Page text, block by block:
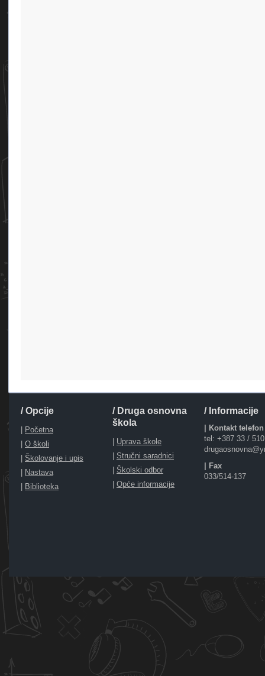
/ Opcije
| Početna
| O školi
| Školovanje i upis
| Nastava
| Biblioteka
/ Druga osnovna
škola
| Uprava škole
| Stručni saradnici
| Školski odbor
| Opće informacije
/ Informacije
| Kontakt telefon
tel: +387 33 /
| Fax
033/514-137